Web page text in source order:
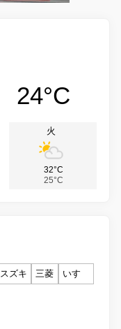
24°C
火
32°C
25°C
スズキ 三菱
いすゞ